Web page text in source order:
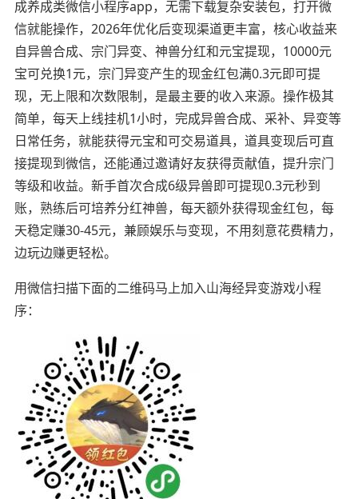
成养成类微信小程序app，无需下载复杂安装包，打开微
信就能操作，2026年优化后变现渠道更丰富，核心收益来
自异兽合成、宗门异变、神兽分红和元宝提现，10000元
宝可兑换1元，宗门异变产生的现金红包满0.3元即可提
现，无上限和次数限制，是最主要的收入来源。操作极其
简单，每天上线挂机1小时，完成异兽合成、采补、异变等
日常任务，就能获得元宝和可交易道具，道具变现后可直
接提现到微信，还能通过邀请好友获得贡献值，提升宗门
等级和收益。新手首次合成6级异兽即可提现0.3元秒到
账，熟练后可培养分红神兽，每天额外获得现金红包，每
天稳定赚30-45元，兼顾娱乐与变现，不用刻意花费精力，
边玩边赚更轻松。
用微信扫描下面的二维码马上加入山海经异变游戏小程
序：